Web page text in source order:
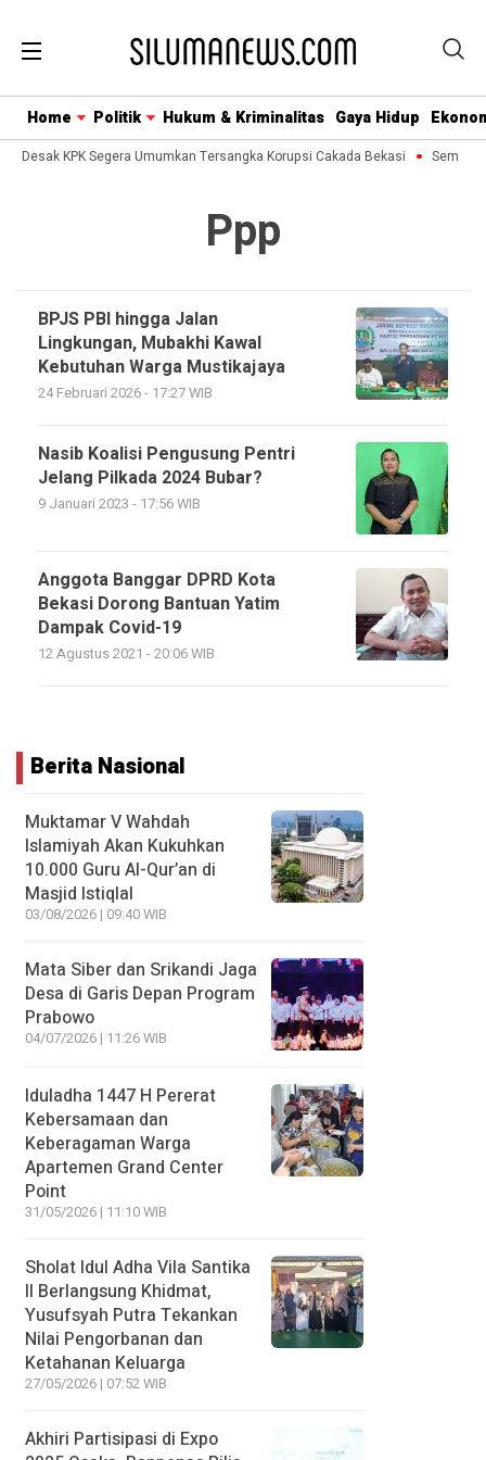
Home Politik Hukum & Kriminalitas Gaya Hidup
Desak KPK Segera Umumkan Tersangka Korupsi Cakada Bekasi Semua
Ppp
BPJS PBI hingga Jalan
Lingkungan, Mubakhi Kawal
Kebutuhan Warga Mustikajaya
24 Februari 2026 - 17:27 WIB
Nasib Koalisi Pengusung Pentri
Jelang Pilkada 2024 Bubar?
9 Januari 2023 - 17:56 WIB
Anggota Banggar DPRD Kota
Bekasi Dorong Bantuan Yatim
Dampak Covid-19
12 Agustus 2021 - 20:06 WIB
Berita Nasional
Muktamar V Wahdah
Islamiyah Akan Kukuhkan
10.000 Guru Al-Qur’an di
Masjid Istiqlal
03/08/2026 | 09:40 WIB
Mata Siber dan Srikandi Jaga
Desa di Garis Depan Program
Prabowo
04/07/2026 | 11:26 WIB
Iduladha 1447 H Pererat
Kebersamaan dan
Keberagaman Warga
Apartemen Grand Center
Point
31/05/2026 | 11:10 WIB
Sholat Idul Adha Vila Santika
II Berlangsung Khidmat,
Yusufsyah Putra Tekankan
Nilai Pengorbanan dan
Ketahanan Keluarga
27/05/2026 | 07:52 WIB
Akhiri Partisipasi di Expo